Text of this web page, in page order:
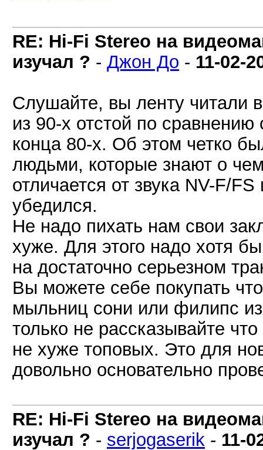
RE: Hi-Fi Stereo на
изучал ? - Джон До - 11-02-
Слушайте, вы ленту читали
из 90-х отстой по
конца 80-х. Об этом четко
людьми, которые знают о
отличается от звука NV-F/
убедился.
Не надо пихать нам свои
хуже. Для этого надо хотя
на достаточно серьезном
Вы можете себе покупать
мыльниц сони или филипс
только не рассказывайте
не хуже топовых. Это для
довольно основательно
RE: Hi-Fi Stereo на
изучал ? - serjogaserik - 11-